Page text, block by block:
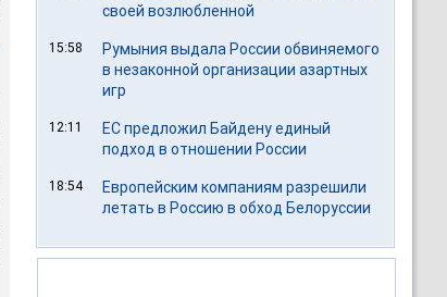
своей возлюбленной
15:58
Румыния выдала России обвиняемого
в незаконной организации азартных
игр
12:11
ЕС предложил Байдену единый
подход в отношении России
18:54
Европейским компаниям разрешили
летать в Россию в обход Белоруссии